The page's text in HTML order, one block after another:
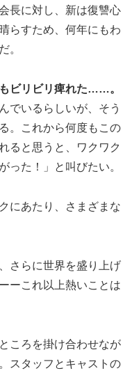
長に対し、新は復讐心
らすため、何年にもわ
。
ビリビリ痺れた……。
でいるらしいが、そう
。これから何度もこの
ると思うと、ワクワク
った！」と叫びたい。
にあたり、さまざまな
さらに世界を盛り上げ
ーこれ以上熱いことは
ころを掛け合わせなが
スタッフとキャストの